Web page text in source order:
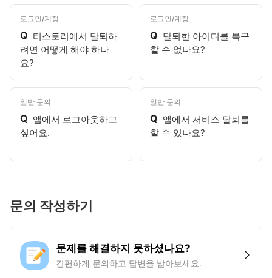
로그인/계정
Q 티스토리에서 탈퇴하
려면 어떻게 해야 하나
요?
로그인/계정
Q 탈퇴한 아이디를 복구
할 수 없나요?
일반 문의
Q 앱에서 로그아웃하고
싶어요.
일반 문의
Q 앱에서 서비스 탈퇴를
할 수 있나요?
문의 작성하기
문제를 해결하지 못하셨나요?
간편하게 문의하고 답변을 받아보세요.